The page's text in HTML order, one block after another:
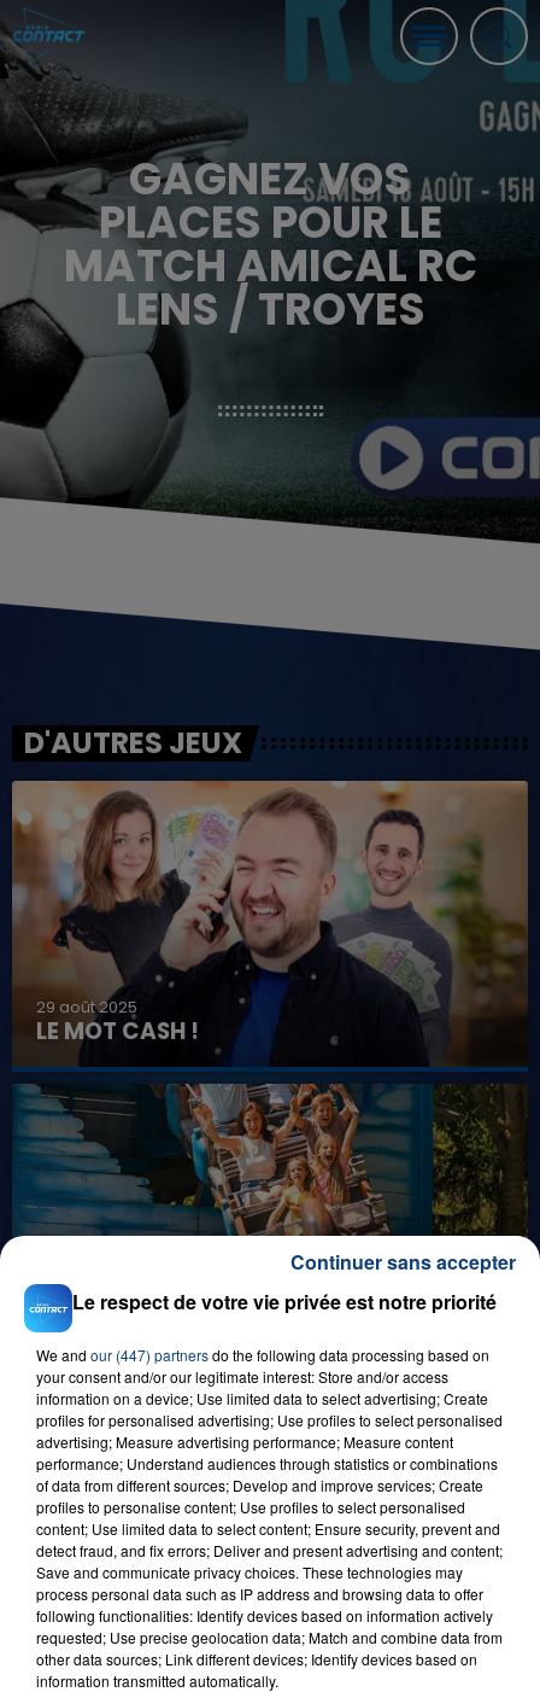
GAGNEZ VOS
PLACES POUR LE
MATCH AMICAL RC
LENS / TROYES
D'AUTRES JEUX
29 août 2025
LE MOT CASH !
0h00
GAGNEZ VOS ENTRÉES EN FAMILLE À
BAGATELLE !
1er août 2026
GAGNEZ VOS ENTRÉES POUR TOUTE LA
FAMILLE À PLOPSAQUA !
Le respect de votre vie privée est notre priorité
We and our (447) partnersdo the following data processing based on
your consent and/or our legitimate interest: Store and/or access
information on a device; Use limited data to select advertising; Create
profiles for personalised advertising; Use profiles to select personalised
advertising; Measure advertising performance; Measure content
performance; Understand audiences through statistics or combinations
of data from different sources; Develop and improve services; Create
profiles to personalise content; Use profiles to select personalised
content; Use limited data to select content; Ensure security, prevent and
detect fraud, and fix errors; Deliver and present advertising and content;
Save and communicate privacy choices. These technologies may
process personal data such as IP address and browsing data to offer
following functionalities: Identify devices based on information actively
requested; Use precise geolocation data; Match and combine data from
other data sources; Link different devices; Identify devices based on
information transmitted automatically.
Continuer sans accepter